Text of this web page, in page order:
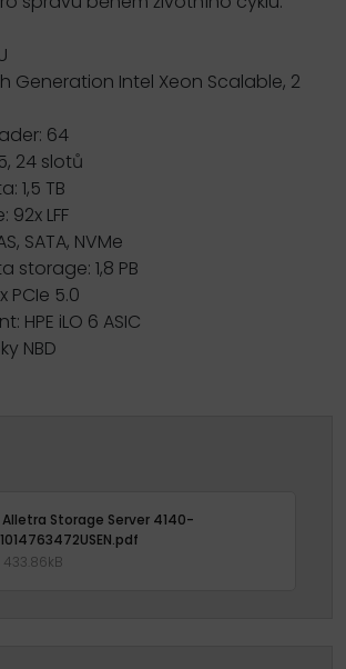
Generation Intel Xeon Scalable, 2
64
24 slotů
1,5 TB
LFF
SATA, NVMe
storage: 1,8 PB
PCIe 5.0
HPE iLO 6 ASIC
NBD
Alletra Storage Server 4140-
433.86kB